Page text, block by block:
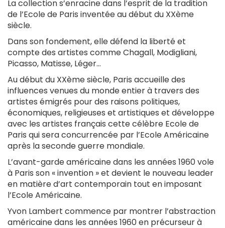
La collection s’enracine dans l’esprit de la tradition
de l’Ecole de Paris inventée au début du XXème
siècle.
Dans son fondement, elle défend la liberté et
compte des artistes comme Chagall, Modigliani,
Picasso, Matisse, Léger…
Au début du XXème siècle, Paris accueille des
influences venues du monde entier à travers des
artistes émigrés pour des raisons politiques,
économiques, religieuses et artistiques et développe
avec les artistes français cette célèbre Ecole de
Paris qui sera concurrencée par l’Ecole Américaine
après la seconde guerre mondiale.
L’avant-garde américaine dans les années 1960 vole
à Paris son « invention » et devient le nouveau leader
en matière d’art contemporain tout en imposant
l’Ecole Américaine.
Yvon Lambert commence par montrer l’abstraction
américaine dans les années 1960 en précurseur à